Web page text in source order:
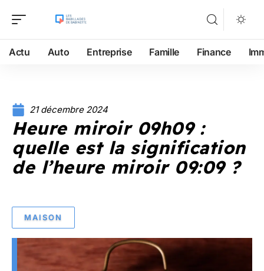
Actu Auto Entreprise Famille Finance
21 décembre 2024
Heure miroir 09h09 :
quelle est la signification
de l’heure miroir 09:09 ?
MAISON